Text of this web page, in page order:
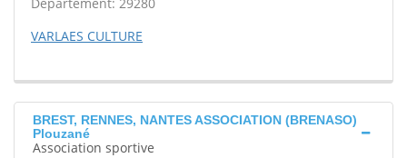
VARLAES CULTURE
BREST, RENNES, NANTES ASSOCIATION (BRENASO)
Plouzané
Association sportive